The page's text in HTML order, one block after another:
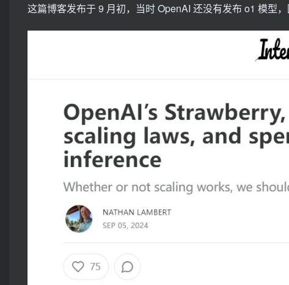
这篇博客发布于 9 月初，当时 OpenAI 还没有发布 o1 模型